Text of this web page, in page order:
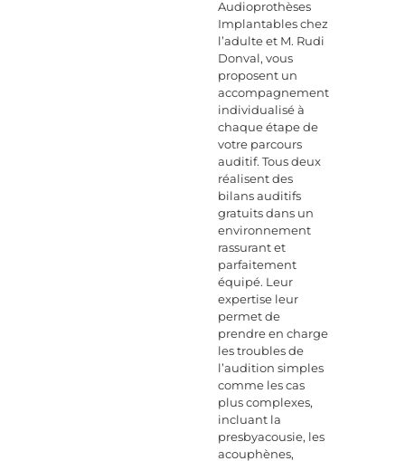
Audioprothèses
Implantables chez
l’adulte et M. Rudi
Donval, vous
proposent un
accompagnement
individualisé à
chaque étape de
votre parcours
auditif. Tous deux
réalisent des
bilans auditifs
gratuits dans un
environnement
rassurant et
parfaitement
équipé. Leur
expertise leur
permet de
prendre en charge
les troubles de
l’audition simples
comme les cas
plus complexes,
incluant la
presbyacousie, les
acouphènes,